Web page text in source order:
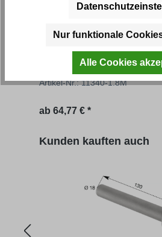
Aufsatzbordwand FS
Artikel-Nr.: 11340-1.8M
Regulärer Preis:
ab 64,77 € *
Produktgalerie überspringen
Kunden kauften auch
Nur funktionale
Alle Cookies